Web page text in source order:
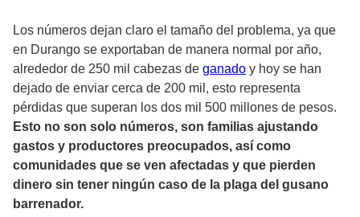
Los números dejan claro el tamaño del problema, ya que
en Durango se exportaban de manera normal por año,
alrededor de 250 mil cabezas de ganado y hoy se han
dejado de enviar cerca de 200 mil, esto representa
pérdidas que superan los dos mil 500 millones de pesos.
Esto no son solo números, son familias ajustando
gastos y productores preocupados, así como
comunidades que se ven afectadas y que pierden
dinero sin tener ningún caso de la plaga del gusano
barrenador.